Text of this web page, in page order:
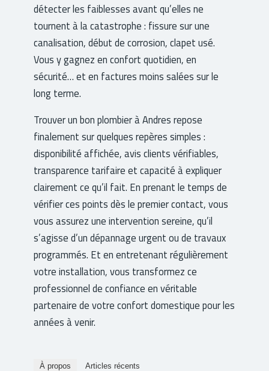
détecter les faiblesses avant qu’elles ne
tournent à la catastrophe : fissure sur une
canalisation, début de corrosion, clapet usé.
Vous y gagnez en confort quotidien, en
sécurité… et en factures moins salées sur le
long terme.
Trouver un bon plombier à Andres repose
finalement sur quelques repères simples :
disponibilité affichée, avis clients vérifiables,
transparence tarifaire et capacité à expliquer
clairement ce qu’il fait. En prenant le temps de
vérifier ces points dès le premier contact, vous
vous assurez une intervention sereine, qu’il
s’agisse d’un dépannage urgent ou de travaux
programmés. Et en entretenant régulièrement
votre installation, vous transformez ce
professionnel de confiance en véritable
partenaire de votre confort domestique pour les
années à venir.
À propos Articles récents